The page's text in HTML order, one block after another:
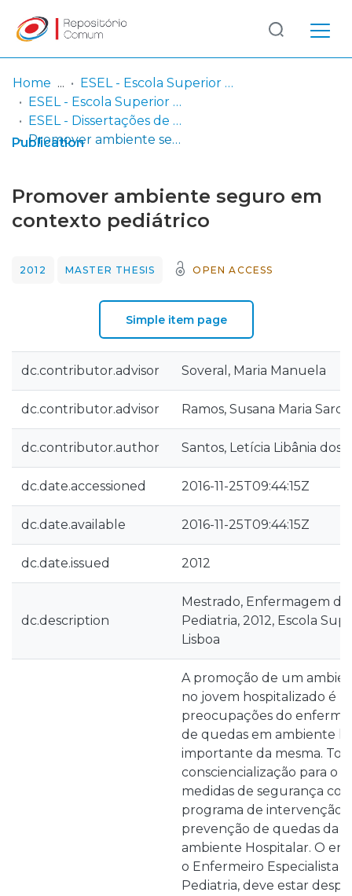
Communities
& Collections
Log
In
(current)
Home
ESEL - Escola Superior de Enfermagem de Lisboa
ESEL - Escola Superior de Enfermagem de Lisboa
ESEL - Dissertações de Mestrado
Promover ambiente seguro em contexto pediátrico
Publication
Promover ambiente seguro em
contexto pediátrico
2012 MASTER THESIS OPEN ACCESS
Simple item page
dc.contributor.advisor Soveral, Maria Manuela
dc.contributor.advisor Ramos, Susana Maria
dc.contributor.author Santos, Letícia Libânia dos
dc.date.accessioned 2016-11-25T09:44:15Z
dc.date.available 2016-11-25T09:44:15Z
dc.date.issued 2012
dc.description
Mestrado, Enfermagem
Pediatria, 2012, Escola
Lisboa
A promoção de um
no jovem hospitalizado é
preocupações do
de quedas em ambiente
importante da mesma.
consciencialização para o
medidas de segurança
programa de intervenção
prevenção de quedas da
ambiente Hospitalar. O
o Enfermeiro Especialista
Pediatria, deve estar